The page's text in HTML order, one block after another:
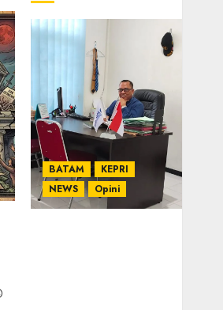
BATAM
KEPRI
NEWS
Opini